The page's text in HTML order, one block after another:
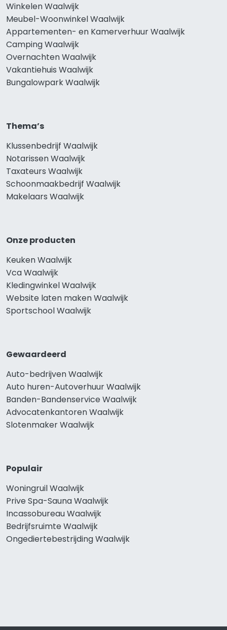
Winkelen Waalwijk
Meubel-Woonwinkel Waalwijk
Appartementen- en Kamerverhuur Waalwijk
Camping Waalwijk
Overnachten Waalwijk
Vakantiehuis Waalwijk
Bungalowpark Waalwijk
Thema’s
Klussenbedrijf Waalwijk
Notarissen Waalwijk
Taxateurs Waalwijk
Schoonmaakbedrijf Waalwijk
Makelaars Waalwijk
Onze producten
Keuken Waalwijk
Vca Waalwijk
Kledingwinkel Waalwijk
Website laten maken Waalwijk
Sportschool Waalwijk
Gewaardeerd
Auto-bedrijven Waalwijk
Auto huren-Autoverhuur Waalwijk
Banden-Bandenservice Waalwijk
Advocatenkantoren Waalwijk
Slotenmaker Waalwijk
Populair
Woningruil Waalwijk
Prive Spa-Sauna Waalwijk
Incassobureau Waalwijk
Bedrijfsruimte Waalwijk
Ongediertebestrijding Waalwijk